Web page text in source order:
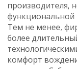
производителя,
функциональной
Тем не менее,
более
комфорт